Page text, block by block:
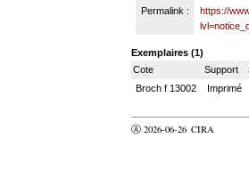
Permalink :
https://
Exemplaires (1)
Cote
Support
Broch f 13002
Imprimé
Ⓐ 2026-06-26 CIRA